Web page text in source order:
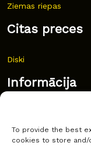
To provide the best
cookies to store and/
Ziemas riepas
Citas preces
Diski
Informācija
Bieži uzdoti jautājumi